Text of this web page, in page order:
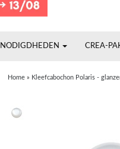
CREA-
Home» Kleefcabochon Polaris -